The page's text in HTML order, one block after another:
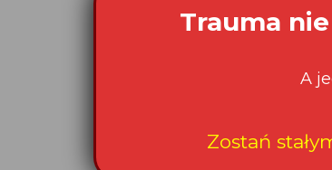
Fundacja Rodzić po
Dzieciom SiłęKoalicji na
tej inicjatywy jest
i pracę z rodzicami małych
Koalicja powstała w
oraz profesjonalistów
Trauma
A
Zostań